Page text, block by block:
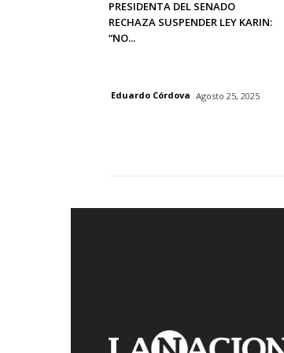
PRESIDENTA DEL SENADO
RECHAZA SUSPENDER LEY KARIN:
“NO...
Eduardo Córdova Agosto 25, 2025